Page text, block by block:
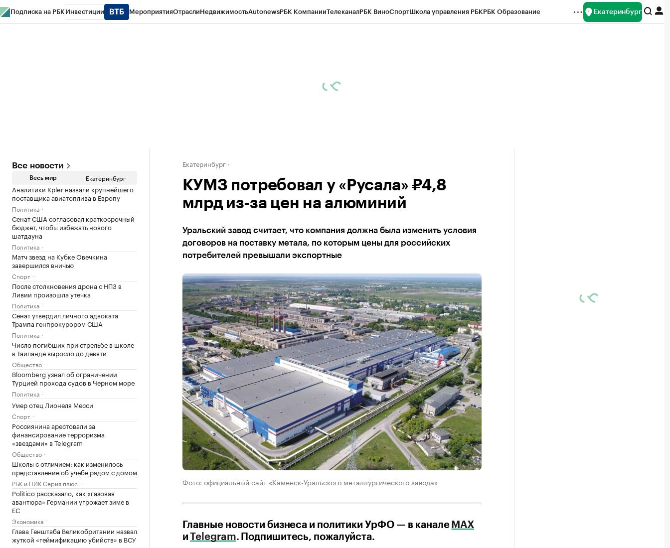
Подписка на РБК Инвестиции МероприятияОтраслиНедвижимостьAutonewsРБК КомпанииТелеканалРБК ВиноСпортШкола управления РБКРБК Образование Екатеринбург
Все новости
Весь мир Екатеринбург
Аналитики Kpler назвали крупнейшего
поставщика авиатоплива в Европу
Политика
Сенат США согласовал краткосрочный
бюджет, чтобы избежать нового
шатдауна
Политика
Матч звезд на Кубке Овечкина
завершился вничью
Спорт
После столкновения дрона с НПЗ в
Ливии произошла утечка
Политика
Сенат утвердил личного адвоката
Трампа генпрокурором США
Политика
Число погибших при стрельбе в школе
в Таиланде выросло до девяти
Общество
Bloomberg узнал об ограничении
Турцией прохода судов в Черном море
Политика
Умер отец Лионеля Месси
Спорт
Россиянина арестовали за
финансирование терроризма
«звездами» в Telegram
Общество
Школы с отличием: как изменилось
представление об учебе рядом с домом
РБК и ПИК Серия плюс
Politico рассказало, как «газовая
авантюра» Германии угрожает зиме в
ЕС
Экономика
Глава Генштаба Великобритании назвал
жуткой «геймификацию убийств» в ВСУ
Екатеринбург
КУМЗ потребовал у «Русала» ₽4,8
млрд из-за цен на алюминий
Уральский завод считает, что компания должна была изменить условия
договоров на поставку метала, по которым цены для российских
потребителей превышали экспортные
Фото: официальный сайт «Каменск-Уральского металлургического завода»
Главные новости бизнеса и политики УрФО — в канале МАХ
и
Telegram. Подпишитесь, пожалуйста.